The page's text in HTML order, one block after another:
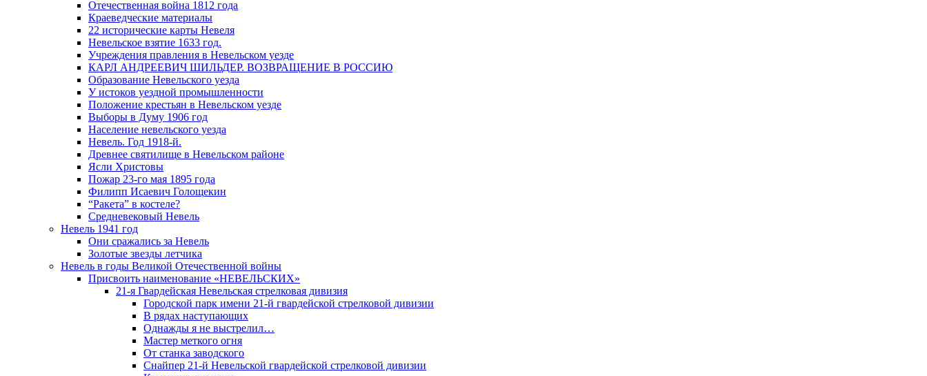
Отечественная война 1812 года
Краеведческие материалы
22 исторические карты Невеля
Невельское взятие 1633 год.
Учреждения правления в Невельском уезде
КАРЛ АНДРЕЕВИЧ ШИЛЬДЕР. ВОЗВРАЩЕНИЕ В РОССИЮ
Образование Невельского уезда
У истоков уездной промышленности
Положение крестьян в Невельском уезде
Выборы в Думу 1906 год
Население невельского уезда
Невель. Год 1918-й.
Древнее святилище в Невельском районе
Ясли Христовы
Пожар 23-го мая 1895 года
Филипп Исаевич Голощекин
“Ракета” в костеле?
Средневековый Невель
Невель 1941 год
Они сражались за Невель
Золотые звезды летчика
Невель в годы Великой Отечественной войны
Присвоить наименование «НЕВЕЛЬСКИХ»
21-я Гвардейская Невельская стрелковая дивизия
Городской парк имени 21-й гвардейской стрелковой дивизии
В рядах наступающих
Однажды я не выстрелил…
Мастер меткого огня
От станка заводского
Снайпер 21-й Невельской гвардейской стрелковой дивизии